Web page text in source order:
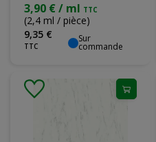
3,90 € / ml TTC
(2,4 ml / pièce)
9,35 €
TTC
Sur
commande